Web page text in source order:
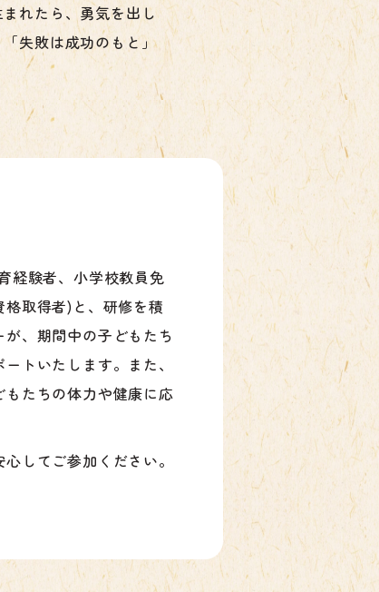
れたら、勇気を出し
失敗は成功のもと」
経験者、小学校教員免
取得者)と、研修を積
、期間中の子どもたち
トいたします。また、
たちの体力や健康に応
してご参加ください。